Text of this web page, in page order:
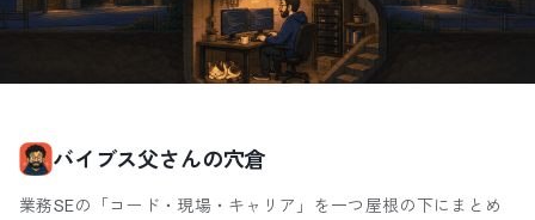
バイブス父さんの穴倉
業務SEの「コード・現場・キャリア」を一つ屋根の下にまとめ